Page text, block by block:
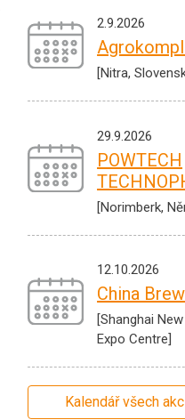
2.9.2026
[Nitra,
29.9.2026
POWTECH
[Norimberk,
12.10.2026
China
[Shanghai
Expo Centre]
Kalendář všech